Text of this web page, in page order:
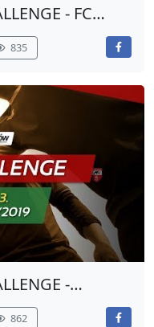
- FC
835
-
862